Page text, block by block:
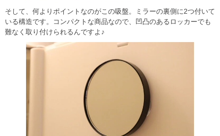
そして、何よりポイントなのがこの吸盤。ミラーの裏側に2つ付いて
いる構造です。コンパクトな商品なので、凹凸のあるロッカーでも
難なく取り付けられるんですよ♪